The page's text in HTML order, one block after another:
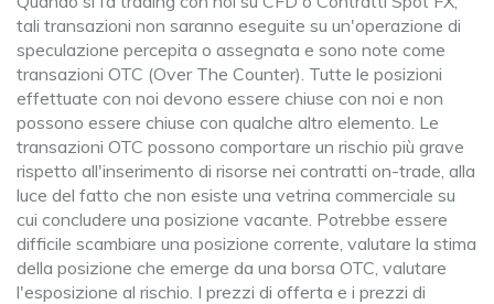
tali transazioni non saranno eseguite su un'operazione di
speculazione percepita o assegnata e sono note come
transazioni OTC (Over The Counter). Tutte le posizioni
effettuate con noi devono essere chiuse con noi e non
possono essere chiuse con qualche altro elemento. Le
transazioni OTC possono comportare un rischio più grave
rispetto all'inserimento di risorse nei contratti on-trade, alla
luce del fatto che non esiste una vetrina commerciale su
cui concludere una posizione vacante. Potrebbe essere
difficile scambiare una posizione corrente, valutare la stima
della posizione che emerge da una borsa OTC, valutare
l'esposizione al rischio. I prezzi di offerta e i prezzi di